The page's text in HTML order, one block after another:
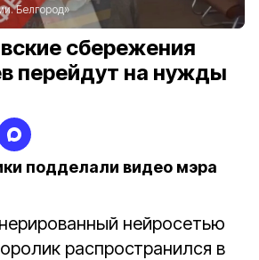
Белгород»
сбережения
перейдут на нужды
подделали видео мэра
нейросетью
распространился в